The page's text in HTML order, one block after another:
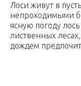
Лоси живут в
непроходимыми
ясную погоду
лиственных
дождем